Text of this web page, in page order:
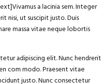
a lacinia sem. Integer
nisi, ut suscipit justo. Duis
massa vitae neque lobortis
adipiscing elit. Nunc hendrerit
com modo. Praesent vitae
justo. Nunc consectetur